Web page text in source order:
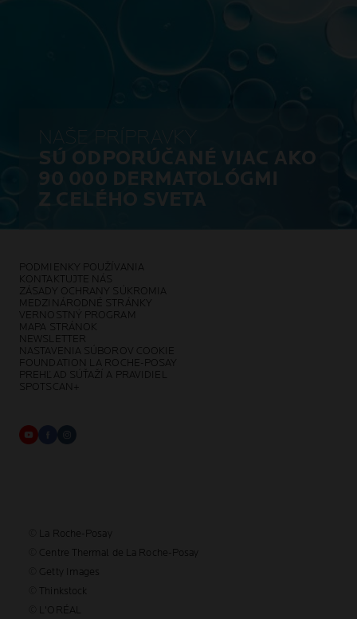
NAŠE PRÍPRAVKY
SÚ ODPORÚČANÉ VIAC AKO
90 000 DERMATOLÓGMI
Z CELÉHO SVETA
PODMIENKY POUŽÍVANIA
KONTAKTUJTE NÁS
ZÁSADY OCHRANY SÚKROMIA
MEDZINÁRODNÉ STRÁNKY
VERNOSTNÝ PROGRAM
MAPA STRÁNOK
NEWSLETTER
NASTAVENIA SÚBOROV COOKIE
FOUNDATION LA ROCHE-POSAY
PREHĽAD SÚŤAŽÍ A PRAVIDIEL
SPOTSCAN+
© La Roche-Posay
© Centre Thermal de La Roche-Posay
© Getty Images
© Thinkstock
© L'ORÉAL